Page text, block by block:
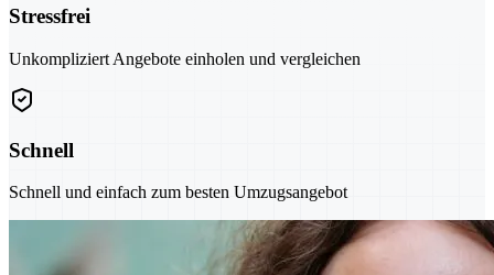
Stressfrei
Unkompliziert Angebote einholen und vergleichen
Schnell
Schnell und einfach zum besten Umzugsangebot